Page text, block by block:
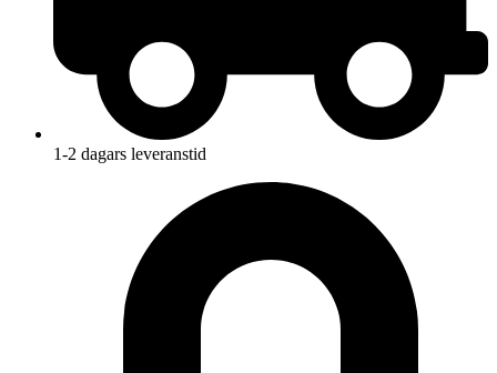
1-2 dagars leveranstid